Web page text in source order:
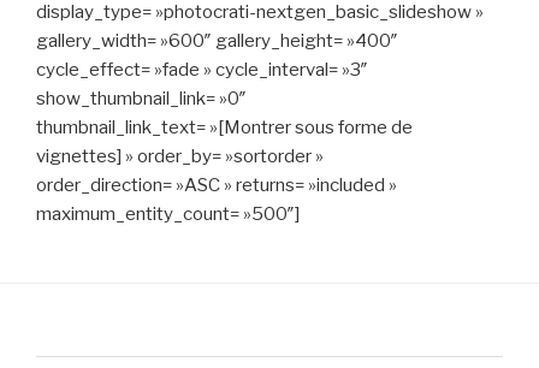
display_type= »photocrati-nextgen_basic_slideshow »
gallery_width= »600″ gallery_height= »400″
cycle_effect= »fade » cycle_interval= »3″
show_thumbnail_link= »0″
thumbnail_link_text= »[Montrer sous forme de
vignettes] » order_by= »sortorder »
order_direction= »ASC » returns= »included »
maximum_entity_count= »500″]